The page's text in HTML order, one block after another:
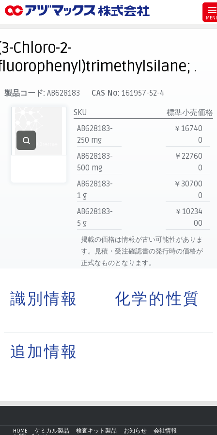
お気に入り
カート
マイアカウント
主要取扱ブランド
支払い
製品検索
Chloro-2-
.
製品コード: AB628183 CAS No: 161957-52-4
SKU
標準小売価格
AB628183-
250 mg
￥16740
0
AB628183-
500 mg
￥22760
0
AB628183-
1 g
￥30700
0
AB628183-
5 g
￥10234
00
掲載の価格は情報が古い可能性がありま
す。見積・受注確認書の発行時の価格が
正式なものとなります。
識別情報 化学的性質
追加情報
HOME ケミカル製品 検査キット製品 お知らせ
会社情報